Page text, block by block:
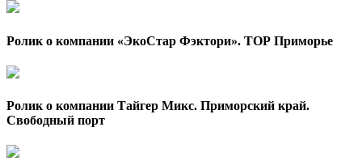
Ролик о компании «ЭкоСтар Фэктори». ТОР Приморье
Ролик о компании Тайгер Микс. Приморский край.
Свободный порт